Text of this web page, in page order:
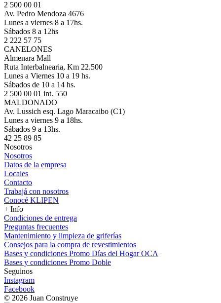
2 500 00 01
Av. Pedro Mendoza 4676
Lunes a viernes 8 a 17hs.
Sábados 8 a 12hs
2 222 57 75
CANELONES
Almenara Mall
Ruta Interbalnearia, Km 22.500
Lunes a Viernes 10 a 19 hs.
Sábados de 10 a 14 hs.
2 500 00 01 int. 550
MALDONADO
Av. Lussich esq. Lago Maracaibo (C1)
Lunes a viernes 9 a 18hs.
Sábados 9 a 13hs.
42 25 89 85
Nosotros
Nosotros
Datos de la empresa
Locales
Contacto
Trabajá con nosotros
Conocé KLIPEN
+ Info
Condiciones de entrega
Preguntas frecuentes
Mantenimiento y limpieza de griferías
Consejos para la compra de revestimientos
Bases y condiciones Promo Días del Hogar OCA
Bases y condiciones Promo Doble
Seguinos
Instagram
Facebook
© 2026 Juan Construye